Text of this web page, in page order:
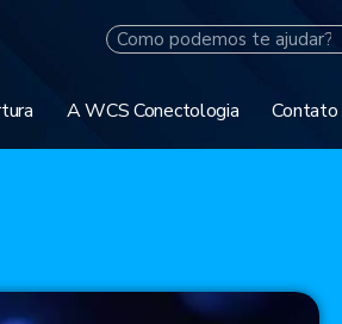
A WCS Conectologia Contato